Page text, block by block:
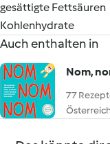
gesättigte Fettsäuren
Kohlenhydrate
Auch enthalten in
Nom,
77
Österreich